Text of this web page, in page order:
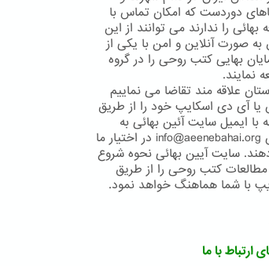
دوردست که امکان تماس با
بهائی را ندارند می توانند از این
به صورت آنلاین و امن با یکی از
بهایی کتب روحی را در گروه
نمایند.
علاقه مند تقاضا می نماییم
یا آی دی اسکایپ خود را از طریق
با ایمیل سایت آئین بهائی به
آدرس info@aeenebahai.org در اختیار ما
سایت آیین بهائی نحوه شروع
مطالعات کتب روحی را از طریق
با شما هماهنگ خواهد نمود.
ارتباط با ما